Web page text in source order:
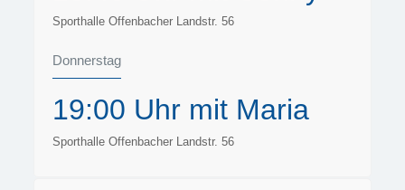
Sporthalle Offenbacher Landstr. 56
Donnerstag
19:00 Uhr mit Maria
Sporthalle Offenbacher Landstr. 56